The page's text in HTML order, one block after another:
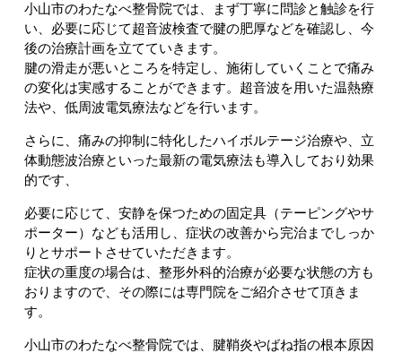
小山市のわたなべ整骨院では、まず丁寧に問診と触診を行
い、必要に応じて超音波検査で腱の肥厚などを確認し、今
後の治療計画を立てていきます。
腱の滑走が悪いところを特定し、施術していくことで痛み
の変化は実感することができます。超音波を用いた温熱療
法や、低周波電気療法などを行います。
さらに、痛みの抑制に特化したハイボルテージ治療や、立
体動態波治療といった最新の電気療法も導入しており効果
的です、
必要に応じて、安静を保つための固定具（テーピングやサ
ポーター）なども活用し、症状の改善から完治までしっか
りとサポートさせていただきます。
症状の重度の場合は、整形外科的治療が必要な状態の方も
おりますので、その際には専門院をご紹介させて頂きま
す。
小山市のわたなべ整骨院では、腱鞘炎やばね指の根本原因